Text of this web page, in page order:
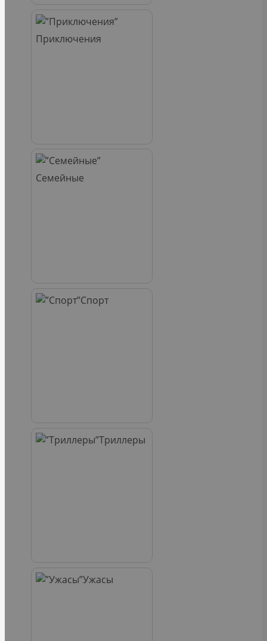
Приключения
Семейные
Спорт
Триллеры
Ужасы